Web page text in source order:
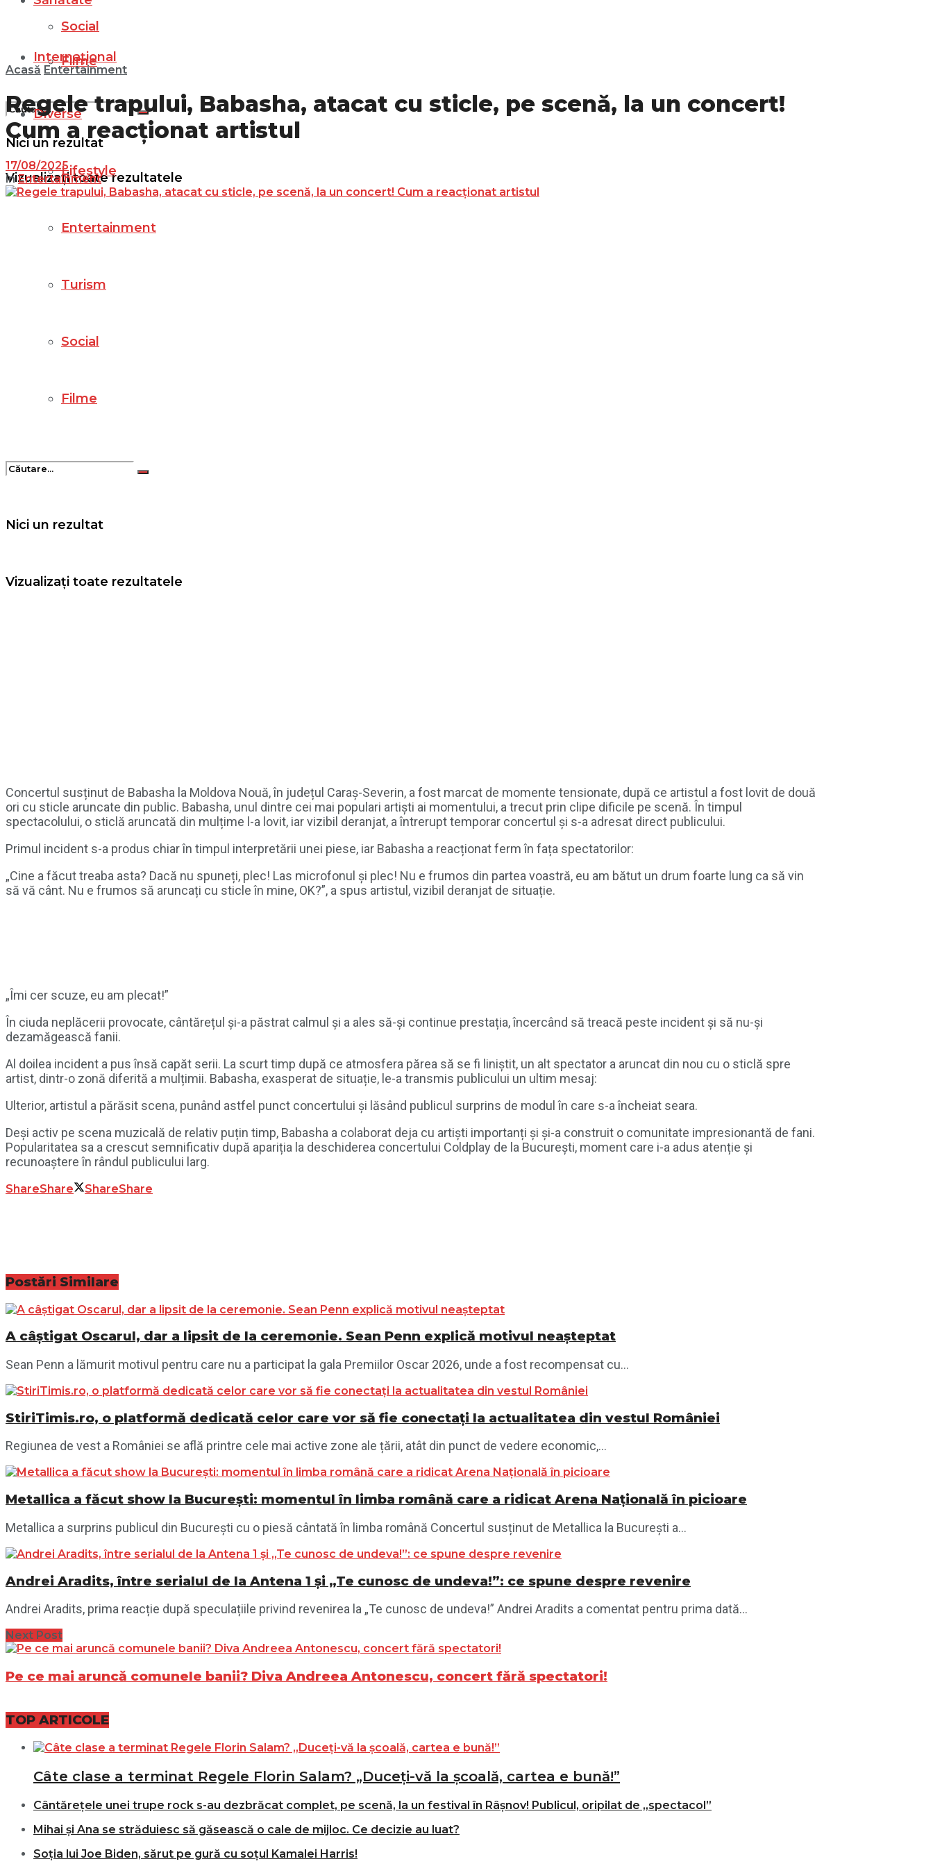
Social
Filme
Nici un rezultat
Vizualizați toate rezultatele
Internațional
Diverse
Lifestyle
Entertainment
Turism
Social
Filme
Nici un rezultat
Vizualizați toate rezultatele
Acasă Entertainment
Regele trapului, Babasha, atacat cu sticle, pe scenă, la un concert!
Cum a reacționat artistul
17/08/2025
in Entertainment
Concertul susținut de Babasha la Moldova Nouă, în județul Caraș-Severin, a fost marcat de momente tensionate, după ce artistul a fost lovit de două
ori cu sticle aruncate din public. Babasha, unul dintre cei mai populari artiști ai momentului, a trecut prin clipe dificile pe scenă. În timpul
spectacolului, o sticlă aruncată din mulțime l-a lovit, iar vizibil deranjat, a întrerupt temporar concertul și s-a adresat direct publicului.
Primul incident s-a produs chiar în timpul interpretării unei piese, iar Babasha a reacționat ferm în fața spectatorilor:
„Cine a făcut treaba asta? Dacă nu spuneți, plec! Las microfonul și plec! Nu e frumos din partea voastră, eu am bătut un drum foarte lung ca să vin
să vă cânt. Nu e frumos să aruncați cu sticle în mine, OK?”, a spus artistul, vizibil deranjat de situație.
„Îmi cer scuze, eu am plecat!”
În ciuda neplăcerii provocate, cântărețul și-a păstrat calmul și a ales să-și continue prestația, încercând să treacă peste incident și să nu-și
dezamăgească fanii.
Al doilea incident a pus însă capăt serii. La scurt timp după ce atmosfera părea să se fi liniștit, un alt spectator a aruncat din nou cu o sticlă spre
artist, dintr-o zonă diferită a mulțimii. Babasha, exasperat de situație, le-a transmis publicului un ultim mesaj:
Ulterior, artistul a părăsit scena, punând astfel punct concertului și lăsând publicul surprins de modul în care s-a încheiat seara.
Deși activ pe scena muzicală de relativ puțin timp, Babasha a colaborat deja cu artiști importanți și și-a construit o comunitate impresionantă de fani.
Popularitatea sa a crescut semnificativ după apariția la deschiderea concertului Coldplay de la București, moment care i-a adus atenție și
recunoaștere în rândul publicului larg.
ShareShare ShareShare
Postări Similare
A câștigat Oscarul, dar a lipsit de la ceremonie. Sean Penn explică motivul neașteptat
Sean Penn a lămurit motivul pentru care nu a participat la gala Premiilor Oscar 2026, unde a fost recompensat cu...
StiriTimis.ro, o platformă dedicată celor care vor să fie conectați la actualitatea din vestul României
Regiunea de vest a României se află printre cele mai active zone ale țării, atât din punct de vedere economic,...
Metallica a făcut show la București: momentul în limba română care a ridicat Arena Națională în picioare
Metallica a surprins publicul din București cu o piesă cântată în limba română Concertul susținut de Metallica la București a...
Andrei Aradits, între serialul de la Antena 1 și „Te cunosc de undeva!”: ce spune despre revenire
Andrei Aradits, prima reacție după speculațiile privind revenirea la „Te cunosc de undeva!” Andrei Aradits a comentat pentru prima dată...
Next Post
Pe ce mai aruncă comunele banii? Diva Andreea Antonescu, concert fără spectatori!
TOP ARTICOLE
Câte clase a terminat Regele Florin Salam? „Duceți-vă la școală, cartea e bună!”
Cântărețele unei trupe rock s-au dezbrăcat complet, pe scenă, la un festival în Râșnov! Publicul, oripilat de „spectacol”
Mihai și Ana se străduiesc să găsească o cale de mijloc. Ce decizie au luat?
Soția lui Joe Biden, sărut pe gură cu soțul Kamalei Harris!